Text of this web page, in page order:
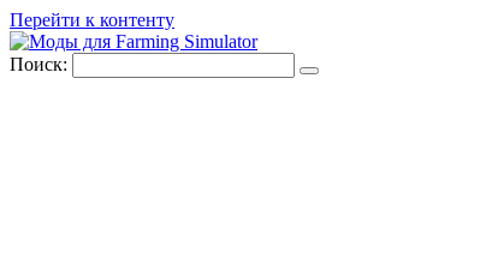
Перейти к контенту
Поиск: